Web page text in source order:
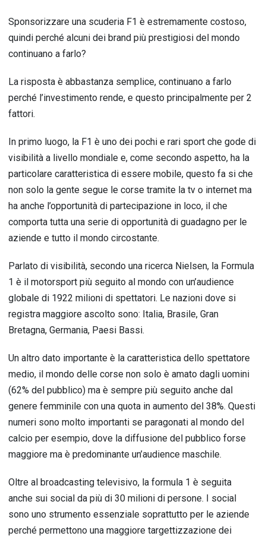
Sponsorizzare una scuderia F1 è estremamente costoso,
quindi perché alcuni dei brand più prestigiosi del mondo
continuano a farlo?
La risposta è abbastanza semplice, continuano a farlo
perché l’investimento rende, e questo principalmente per 2
fattori.
In primo luogo, la F1 è uno dei pochi e rari sport che gode di
visibilità a livello mondiale e, come secondo aspetto, ha la
particolare caratteristica di essere mobile, questo fa si che
non solo la gente segue le corse tramite la tv o internet ma
ha anche l’opportunità di partecipazione in loco, il che
comporta tutta una serie di opportunità di guadagno per le
aziende e tutto il mondo circostante.
Parlato di visibilità, secondo una ricerca Nielsen, la Formula
1 è il motorsport più seguito al mondo con un’audience
globale di 1922 milioni di spettatori. Le nazioni dove si
registra maggiore ascolto sono: Italia, Brasile, Gran
Bretagna, Germania, Paesi Bassi.
Un altro dato importante è la caratteristica dello spettatore
medio, il mondo delle corse non solo è amato dagli uomini
(62% del pubblico) ma è sempre più seguito anche dal
genere femminile con una quota in aumento del 38%. Questi
numeri sono molto importanti se paragonati al mondo del
calcio per esempio, dove la diffusione del pubblico forse
maggiore ma è predominante un’audience maschile.
Oltre al broadcasting televisivo, la formula 1 è seguita
anche sui social da più di 30 milioni di persone. I social
sono uno strumento essenziale soprattutto per le aziende
perché permettono una maggiore targettizzazione dei